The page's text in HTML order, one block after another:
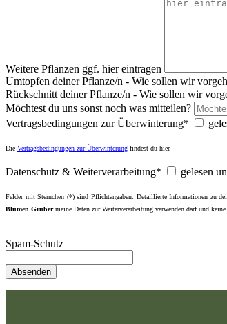
Weitere Pflanzen ggf. hier eintragen
Umtopfen deiner Pflanze/n - Wie sollen wir
Rückschnitt deiner Pflanze/n - Wie sollen wir
Möchtest du uns sonst noch was mitteilen?
Vertragsbedingungen zur Überwinterung*
Die Vertragsbedingungen zur Überwinterung findest du hier.
Datenschutz & Weiterverarbeitung* gelesen
Felder mit Sternchen (*) sind Pflichtangaben. Detaillierte Informationen zu
Blumen Grubermeine Daten zur Weiterverarbeitung verwenden darf und
Spam-Schutz